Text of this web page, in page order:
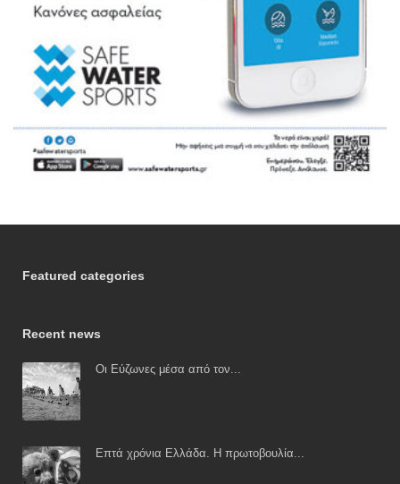
Featured categories
Recent news
Οι Εύζωνες μέσα από τον...
Επτά χρόνια Ελλάδα. Η πρωτοβουλία...